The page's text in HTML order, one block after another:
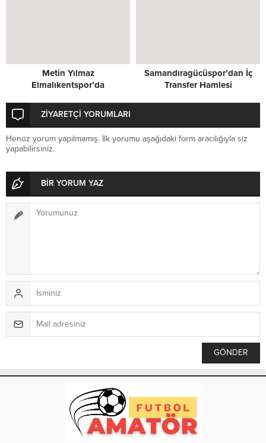
Metin Yılmaz
Elmalıkentspor’da
Samandıragücüspor’dan İç
Transfer Hamlesi
ZİYARETÇİ YORUMLARI
Henüz yorum yapılmamış. İlk yorumu aşağıdaki form aracılığıyla siz
yapabilirsiniz.
BİR YORUM YAZ